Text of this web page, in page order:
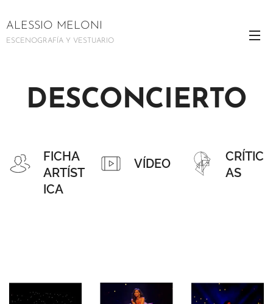
ALESSIO MELONI
ESCENOGRAFÍA Y VESTUARIO
DESCONCIERTO
FICHA
ARTÍST
ICA
VÍDEO
CRÍTIC
AS